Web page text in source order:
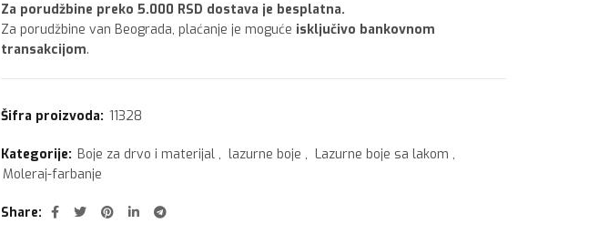
Za porudžbine preko 5.000 RSD dostava je besplatna.
Za porudžbine van Beograda, plaćanje je moguće isključivo bankovnom
transakcijom.
Šifra proizvoda: 11328
Kategorije: Boje za drvo i materijal , lazurne boje , Lazurne boje sa lakom ,
Moleraj-farbanje
Share